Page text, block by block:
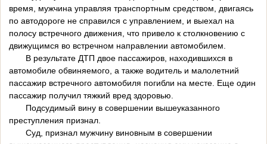
время, мужчина управляя транспортным средством, двигаясь
по автодороге не справился с управлением, и выехал на
полосу встречного движения, что привело к столкновению с
движущимся во встречном направлении автомобилем.
В результате ДТП двое пассажиров, находившихся в
автомобиле обвиняемого, а также водитель и малолетний
пассажир встречного автомобиля погибли на месте. Еще один
пассажир получил тяжкий вред здоровью.
Подсудимый вину в совершении вышеуказанного
преступления признал.
Суд, признал мужчину виновным в совершении